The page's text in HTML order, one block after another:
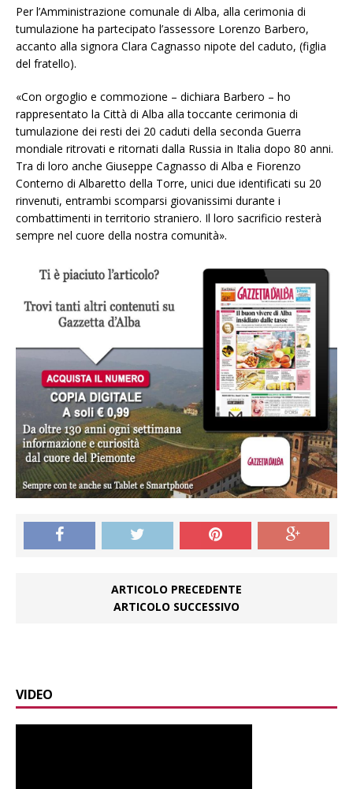
Per l’Amministrazione comunale di Alba, alla cerimonia di
tumulazione ha partecipato l’assessore Lorenzo Barbero,
accanto alla signora Clara Cagnasso nipote del caduto, (figlia
del fratello).
«Con orgoglio e commozione – dichiara Barbero – ho
rappresentato la Città di Alba alla toccante cerimonia di
tumulazione dei resti dei 20 caduti della seconda Guerra
mondiale ritrovati e ritornati dalla Russia in Italia dopo 80 anni.
Tra di loro anche Giuseppe Cagnasso di Alba e Fiorenzo
Conterno di Albaretto della Torre, unici due identificati su 20
rinvenuti, entrambi scomparsi giovanissimi durante i
combattimenti in territorio straniero. Il loro sacrificio resterà
sempre nel cuore della nostra comunità».
ARTICOLO PRECEDENTE
ARTICOLO SUCCESSIVO
VIDEO